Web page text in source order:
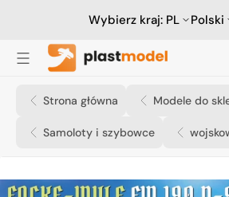
Wybierz kraj: PL Polski
Strona główna Modele do
Samoloty i szybowce